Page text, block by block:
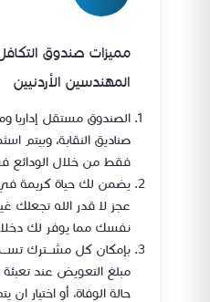
مميزات صندوق
المهندسين الأردنيين
الصندوق مستقل إداريا
صناديق النقابة، وبيتم
فقط من خلال الودائع
يضمن لك حياة كريمة
عجز لا قدر الله تجعلك
نفسك مما يوفر لك دخلا
بإمكان كل مشـــترك
مبلغ التعويض عند تعبئة
حالة الوفاة، أو اختيار ان